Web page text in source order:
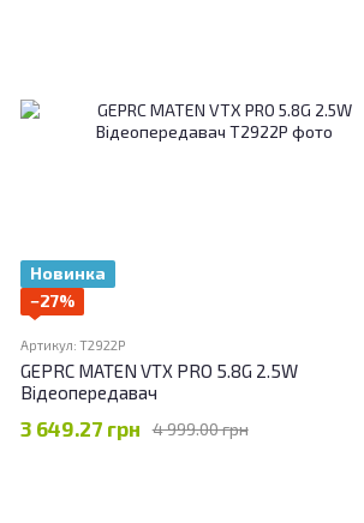
Новинка
−27%
Артикул: T2922P
GEPRC MATEN VTX PRO 5.8G 2.5W
Відеопередавач
4 999.00 грн
3 649.27 грн